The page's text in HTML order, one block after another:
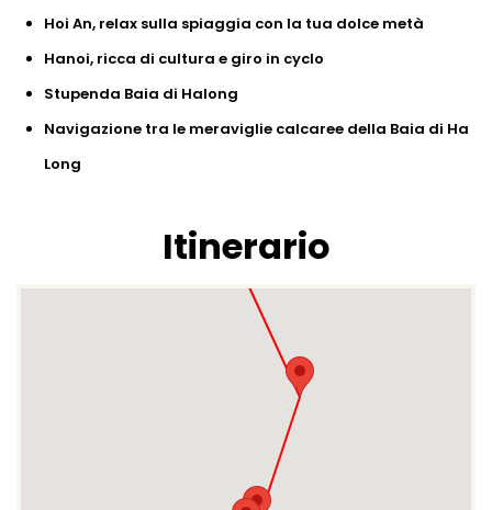
Hoi An, relax sulla spiaggia con la tua dolce metà
Hanoi, ricca di cultura e giro in cyclo
Stupenda Baia di Halong
Navigazione tra le meraviglie calcaree della Baia di Ha
Long
Itinerario